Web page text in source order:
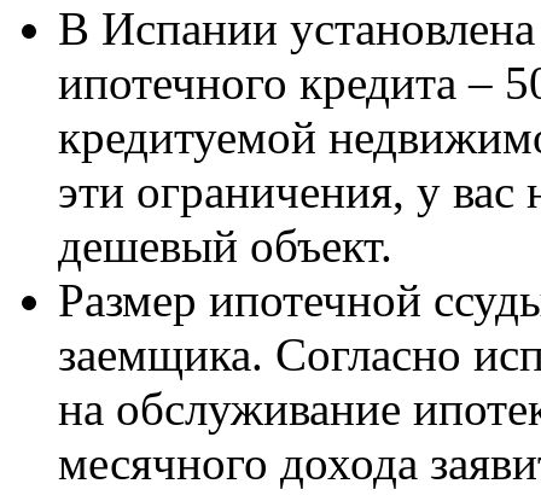
В Испании
ипотечного кредита –
кредитуемой
эти ограничения, у вас
дешевый объект.
Размер ипотечной
заемщика. Согласно
на обслуживание
месячного дохода